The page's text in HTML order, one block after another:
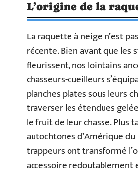
L’origine de la
La raquette à neige n’est
récente. Bien avant que les
fleurissent, nos lointains
chasseurs-cueilleurs
planches plates sous leurs
traverser les étendues
le fruit de leur chasse. Plus
autochtones d’Amérique
trappeurs ont transformé
accessoire redoutablement